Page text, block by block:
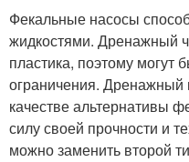
Фекальные насосы
жидкостями. Дренажный
пластика, поэтому могут
ограничения. Дренажный
качестве альтернативы
силу своей прочности и
можно заменить второй